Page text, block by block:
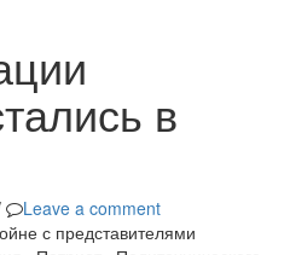
в
Leave a comment
с представителями